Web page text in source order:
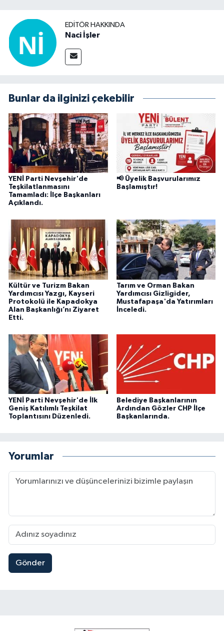
EDITÖR HAKKINDA
Naci İşler
Bunlar da ilginizi çekebilir
YENİ Parti Nevşehir'de
Teşkilatlanmasını
Tamamladı: İlçe Başkanları
Açıklandı.
📢 Üyelik Başvurularımız
Başlamıştır!
Kültür ve Turizm Bakan
Yardımcısı Yazgı, Kayseri
Protokolü ile Kapadokya
Alan Başkanlığı’nı Ziyaret
Etti.
Tarım ve Orman Bakan
Yardımcısı Gizligider,
Mustafapaşa'da Yatırımları
İnceledi.
YENİ Parti Nevşehir'de İlk
Geniş Katılımlı Teşkilat
Toplantısını Düzenledi.
Belediye Başkanlarının
Ardından Gözler CHP İlçe
Başkanlarında.
Yorumlar
Gönder